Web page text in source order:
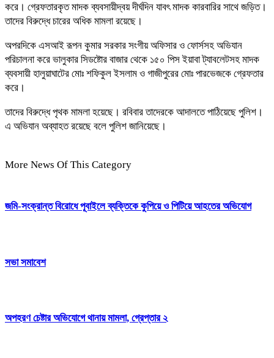
করে। গ্রেফতারকৃত মাদক ব্যবসায়ীদ্বয় দীর্ঘদিন যাবৎ মাদক কারবারির সাথে জড়িত।
তাদের বিরুদ্ধে চারের অধিক মামলা রয়েছে।
অপরদিকে এসআই রূপন কুমার সরকার সংগীয় অফিসার ও ফোর্সসহ অভিযান
পরিচালনা করে ভালুকার সিডষ্টোর বাজার থেকে ১৫০ পিস ইয়াবা ট্যাবলেটসহ মাদক
ব্যবসায়ী হালুয়াঘাটের মোঃ শফিকুল ইসলাম ও গাজীপুরের মোঃ পারভেজকে গ্রেফতার
করে।
তাদের বিরুদ্ধে পৃথক মামলা হয়েছে। রবিবার তাদেরকে আদালতে পাঠিয়েছে পুলিশ।
এ অভিযান অব্যাহত রয়েছে বলে পুলিশ জানিয়েছে।
More News Of This Category
জমি-সংক্রান্ত বিরোধে পূবাইলে ব্যক্তিকে কুপিয়ে ও পিটিয়ে আহতের অভিযোগ
সভা সমাবেশ
অপহরণ চেষ্টার অভিযোগে থানায় মামলা, গ্রেপ্তার ২